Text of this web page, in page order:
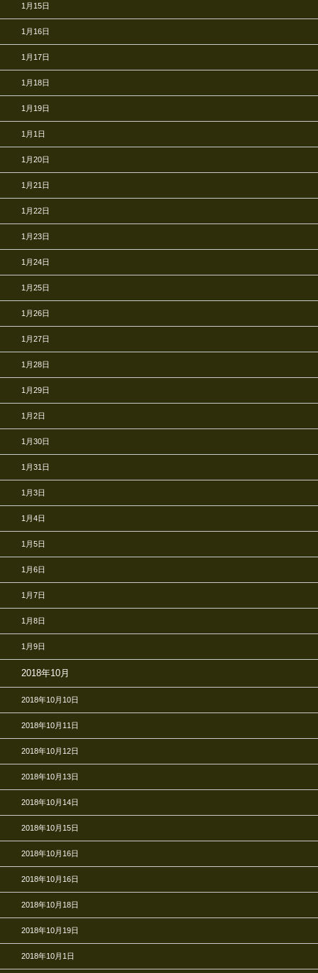
1月15日
1月16日
1月17日
1月18日
1月19日
1月1日
1月20日
1月21日
1月22日
1月23日
1月24日
1月25日
1月26日
1月27日
1月28日
1月29日
1月2日
1月30日
1月31日
1月3日
1月4日
1月5日
1月6日
1月7日
1月8日
1月9日
2018年10月
2018年10月10日
2018年10月11日
2018年10月12日
2018年10月13日
2018年10月14日
2018年10月15日
2018年10月16日
2018年10月16日
2018年10月18日
2018年10月19日
2018年10月1日